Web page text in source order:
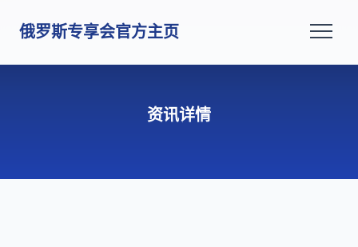
俄罗斯专享会官方主页
资讯详情